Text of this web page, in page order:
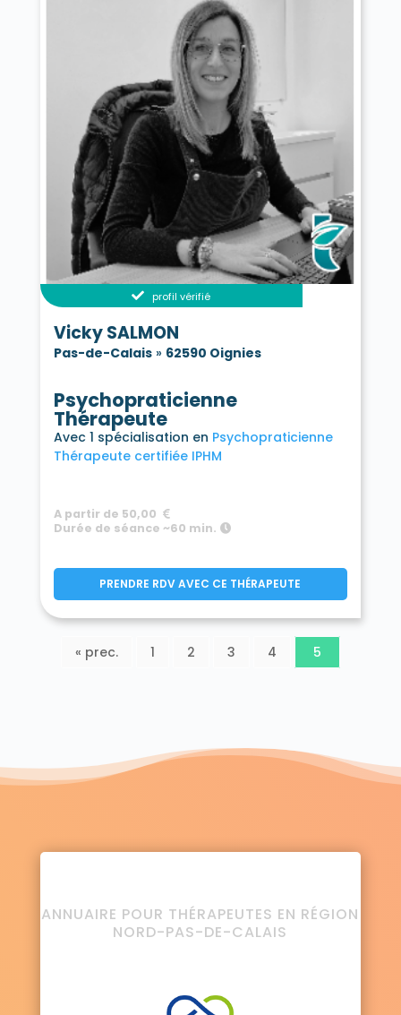
profil vérifié
Vicky SALMON
Pas-de-Calais» 62590 Oignies
Psychopraticienne
Thérapeute
Avec 1 spécialisation en Psychopraticienne
Thérapeute certifiée IPHM
A partir de 50,00
Durée de séance ~60 min.
PRENDRE RDV AVEC CE THÉRAPEUTE
« prec. 1 2 3 4 5
ANNUAIRE POUR THÉRAPEUTES EN RÉGION
NORD-PAS-DE-CALAIS